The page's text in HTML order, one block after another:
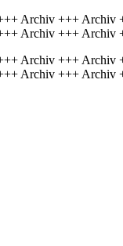
Archiv +++
Archiv +++ Archiv
Archiv +++
Archiv +++ Archiv